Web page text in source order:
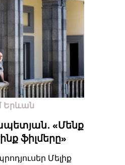
Երևան
«Մենք
ֆիլմերը»
Մելիք